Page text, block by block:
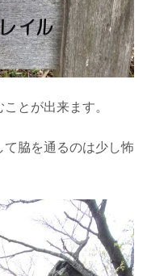
とが出来ます。
脇を通るのは少し怖